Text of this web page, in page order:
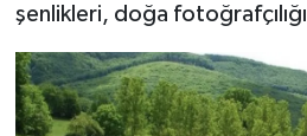
şenlikleri, doğa